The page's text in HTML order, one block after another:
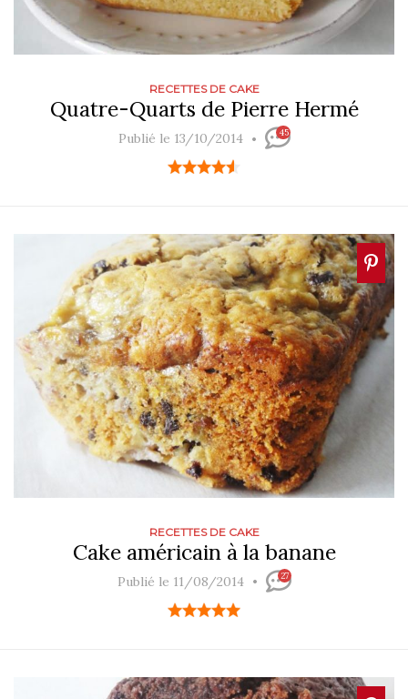
RECETTES DE CAKE
Quatre-Quarts de Pierre Hermé
Publié le 13/10/2014 45
RECETTES DE CAKE
Cake américain à la banane
Publié le 11/08/2014 27